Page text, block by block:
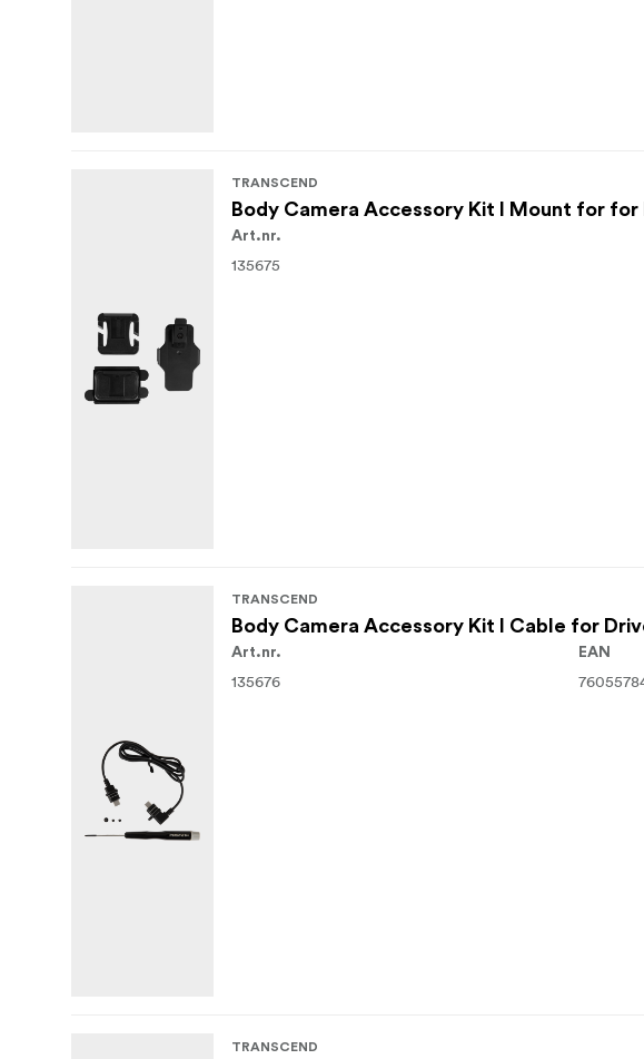
TRANSCEND
Body Camera Accessory Kit I Mount for
Art.nr.
135675
TRANSCEND
Body Camera Accessory Kit I Cable for
Art.nr.
135676
EAN
TRANSCEND